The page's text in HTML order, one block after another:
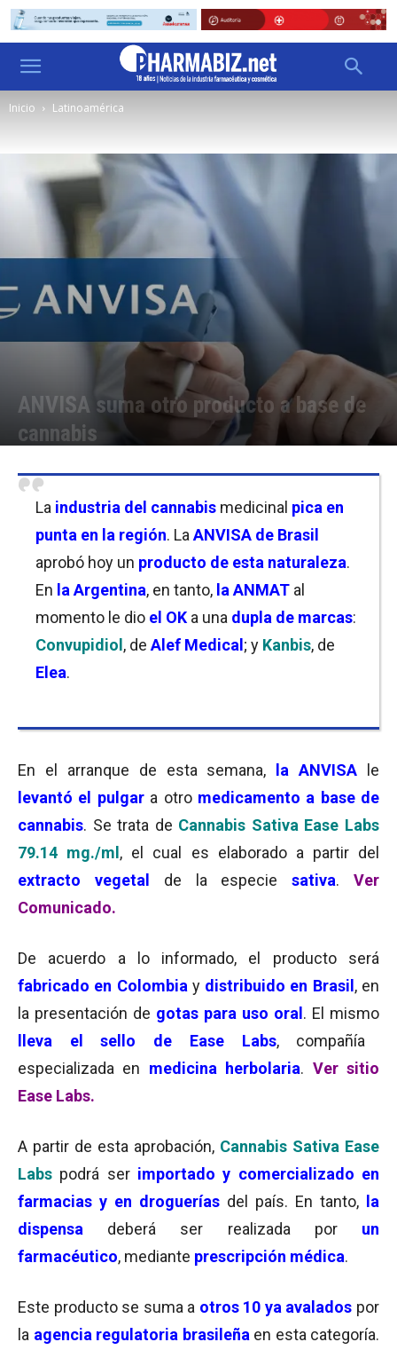
Inicio Latinoamérica
ANVISA suma otro producto a base de
cannabis
La industria del cannabis medicinal pica en
punta en la región. La ANVISA de Brasil
aprobó hoy un producto de esta naturaleza.
En la Argentina, en tanto, la ANMAT al
momento le dio el OK a una dupla de marcas:
Convupidiol , de Alef Medical ; y Kanbis, de
Elea.
En el arranque de esta semana, la ANVISA
le
levantó el pulgara otro medicamento a base de
cannabis. Se trata de Cannabis Sativa Ease Labs
79.14 mg./ml , el cual es elaborado a partir del
extracto vegetal
de la especiesativa.Ver
Comunicado.
De acuerdo a lo informado, el producto será
fabricado en Colombia y distribuido en Brasil , en
la presentación de gotas para uso oral . El mismo
lleva el sello de Ease Labs, compañía
especializada en medicina herbolaria. Ver sitio
Ease Labs.
A partir de esta aprobación, Cannabis Sativa Ease
Labs podrá ser importado y comercializado en
farmacias y en droguerías del país. En tanto,
la
dispensa deberá ser realizada por un
farmacéutico, mediante prescripción médica.
Este producto se suma a otros 10 ya avalados por
la agencia regulatoria brasileña en esta categoría.